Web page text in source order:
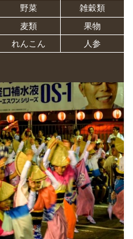
野菜
雑穀類
麦類
果物
れんこん
人参